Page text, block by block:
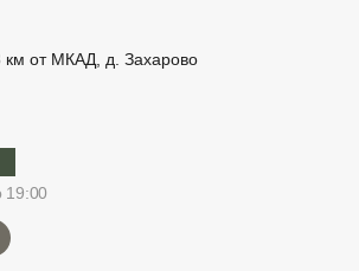
от МКАД, д. Захарово
19:00